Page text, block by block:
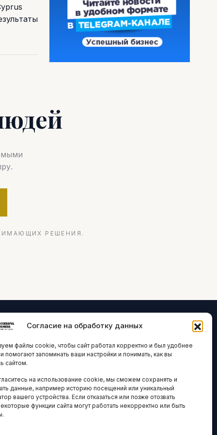
Согласие на обработку данных
файлы cookie, чтобы сайт работал корректно и был удобнее
помогают запоминать ваши настройки и понимать, как вы
сайтом.
на использование cookie, мы сможем сохранять и
данные, например историю посещений или уникальный
вашего устройства. Если отказаться или позже отозвать
функции сайта могут работать некорректно или быть
РЕШЕНИЯ.
И ARTICLES IN
ENGLISH
НАВИГАЦИЯ
Архив материалов